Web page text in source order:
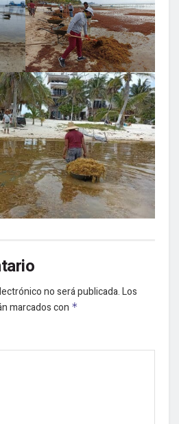
no será publicada.Los
marcados con *